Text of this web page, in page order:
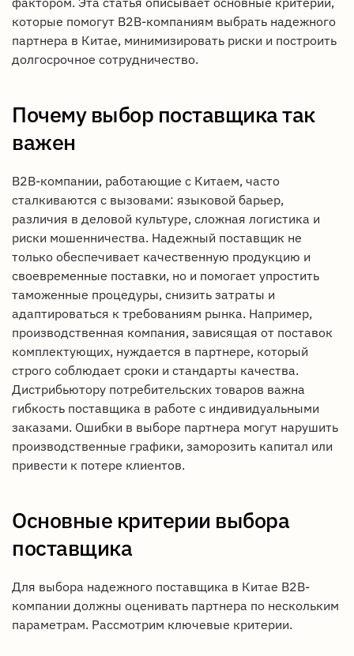
которые помогут B2B-компаниям выбрать надежного
партнера в Китае, минимизировать риски и построить
долгосрочное сотрудничество.
Почему выбор поставщика так
важен
B2B-компании, работающие с Китаем, часто
сталкиваются с вызовами: языковой барьер,
различия в деловой культуре, сложная логистика и
риски мошенничества. Надежный поставщик не
только обеспечивает качественную продукцию и
своевременные поставки, но и помогает упростить
таможенные процедуры, снизить затраты и
адаптироваться к требованиям рынка. Например,
производственная компания, зависящая от поставок
комплектующих, нуждается в партнере, который
строго соблюдает сроки и стандарты качества.
Дистрибьютору потребительских товаров важна
гибкость поставщика в работе с индивидуальными
заказами. Ошибки в выборе партнера могут нарушить
производственные графики, заморозить капитал или
привести к потере клиентов.
Основные критерии выбора
поставщика
Для выбора надежного поставщика в Китае B2B-
компании должны оценивать партнера по нескольким
параметрам. Рассмотрим ключевые критерии.